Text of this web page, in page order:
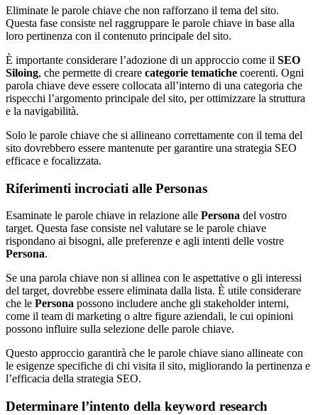
Eliminate le parole chiave che non rafforzano il tema del sito.
Questa fase consiste nel raggruppare le parole chiave in base alla
loro pertinenza con il contenuto principale del sito.
È importante considerare l’adozione di un approccio come il SEO
Siloing, che permette di creare categorie tematiche coerenti. Ogni
parola chiave deve essere collocata all’interno di una categoria che
rispecchi l’argomento principale del sito, per ottimizzare la struttura
e la navigabilità.
Solo le parole chiave che si allineano correttamente con il tema del
sito dovrebbero essere mantenute per garantire una strategia SEO
efficace e focalizzata.
Riferimenti incrociati alle Personas
Esaminate le parole chiave in relazione alle Persona del vostro
target. Questa fase consiste nel valutare se le parole chiave
rispondano ai bisogni, alle preferenze e agli intenti delle vostre
Persona.
Se una parola chiave non si allinea con le aspettative o gli interessi
del target, dovrebbe essere eliminata dalla lista. È utile considerare
che le Persona possono includere anche gli stakeholder interni,
come il team di marketing o altre figure aziendali, le cui opinioni
possono influire sulla selezione delle parole chiave.
Questo approccio garantirà che le parole chiave siano allineate con
le esigenze specifiche di chi visita il sito, migliorando la pertinenza e
l’efficacia della strategia SEO.
Determinare l’intento della keyword research